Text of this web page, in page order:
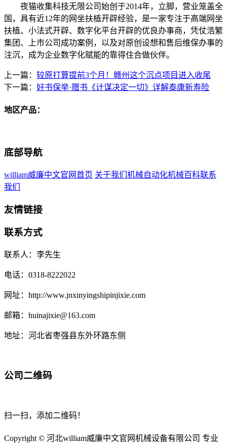
夜猫收集科技无限公司始创于2014年，立脚，营业笼盖全
国，具有近12年的网坐扶植开辟经验，是一家专注于高端网坐
扶植、小法式开辟、数字化平台开辟的优良办事商，凭仗浩繁
集团、上市公司成功案例，以及对原创设想和售后维保办事的
注沉，成为企业数字化赋能的靠得住合做伙伴。
上一篇： 较原打算提前3个月！赣州这个沉点项目进入收尾
下一篇： 好书保举·赠书《计谋决定一切》详解泰康新寿险
地区产品：
底部导航
william威廉中文官网首页 关于我们 机械自动化机械百科联系
我们
友情链接
联系方式
联系人：李先生
电话：0318-8222022
网址：http://www.jnxinyingshipinjixie.com
邮箱：huinajixie@163.com
地址：河北省枣强县东外环路东侧
公司二维码
扫一扫，添加二维码！
Copyright © 河北william威廉中文官网机械设备有限公司 专业